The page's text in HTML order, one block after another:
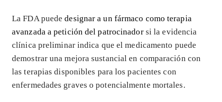
La FDA puededesignar a un fármaco como terapia
avanzada a petición del patrocinadorsi la evidencia
clínica preliminar indica que el medicamento puede
demostrar una mejora sustancial en comparación con
las terapias disponibles para los pacientes con
enfermedades graves o potencialmente mortales.